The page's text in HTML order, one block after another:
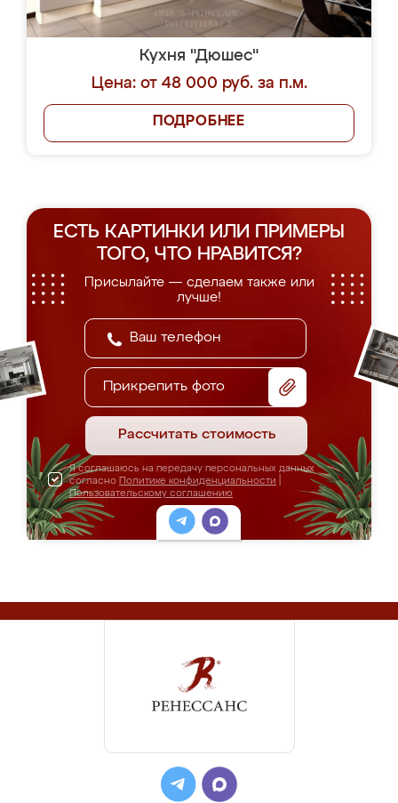
Кухня "Дюшес"
Цена: от 48 000 руб. за п.м.
ПОДРОБНЕЕ
ЕСТЬ КАРТИНКИ ИЛИ ПРИМЕРЫ
ТОГО, ЧТО НРАВИТСЯ?
Присылайте — сделаем также или
лучше!
Прикрепить фото
Рассчитать стоимость
Я соглашаюсь на передачу персональных данных
согласно Политике конфиденциальности
Пользовательскому соглашению